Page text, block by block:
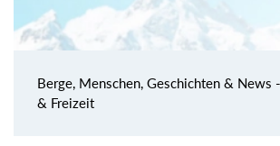
Berge, Menschen, Geschichten & News
& Freizeit